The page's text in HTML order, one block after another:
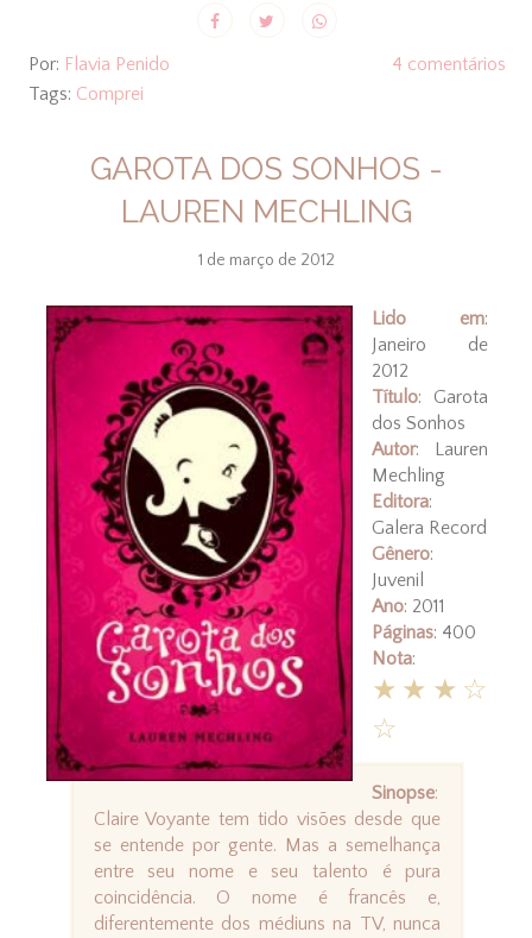
Por: Flavia Penido
4 comentários
Tags: Comprei
GAROTA DOS SONHOS -
LAUREN MECHLING
1 de março de 2012
Lido em:
Janeiro de
2012
Título: Garota
dos Sonhos
Autor: Lauren
Mechling
Editora:
Galera Record
Gênero:
Juvenil
Ano: 2011
Páginas: 400
Nota:
★★★☆
☆
Sinopse:
Claire Voyante tem tido visões desde que
se entende por gente. Mas a semelhança
entre seu nome e seu talento é pura
coincidência. O nome é francês e,
diferentemente dos médiuns na TV, nunca